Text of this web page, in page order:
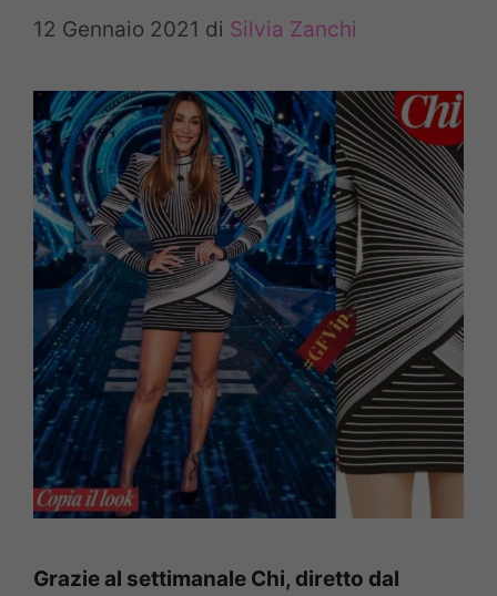
12 Gennaio 2021 di Silvia Zanchi
Grazie al settimanale Chi, diretto dal